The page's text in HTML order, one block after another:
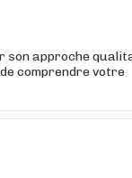
son approche
comprendre votre